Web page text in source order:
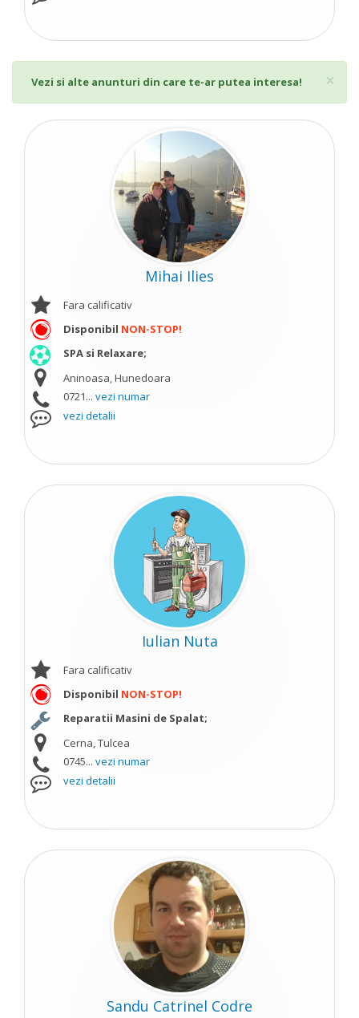
×
Vezi si alte anunturi din care te-ar putea interesa!
Mihai Ilies
Fara calificativ
Disponibil NON-STOP!
SPA si Relaxare;
Aninoasa, Hunedoara
0721... vezi numar
vezi detalii
Iulian Nuta
Fara calificativ
Disponibil NON-STOP!
Reparatii Masini de Spalat;
Cerna, Tulcea
0745... vezi numar
vezi detalii
Sandu Catrinel Codre